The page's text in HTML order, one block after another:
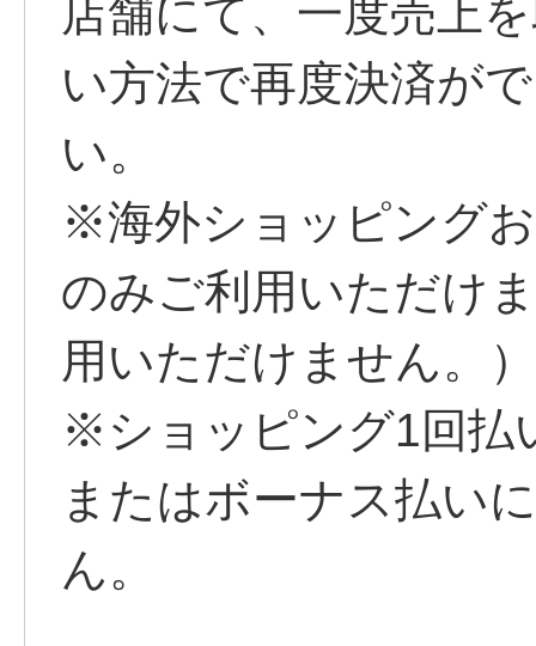
店舗にて、一度売上
い方法で再度決済が
い。
※海外ショッピング
のみご利用いただけ
用いただけません。）
※ショッピング1回払
またはボーナス払い
ん。